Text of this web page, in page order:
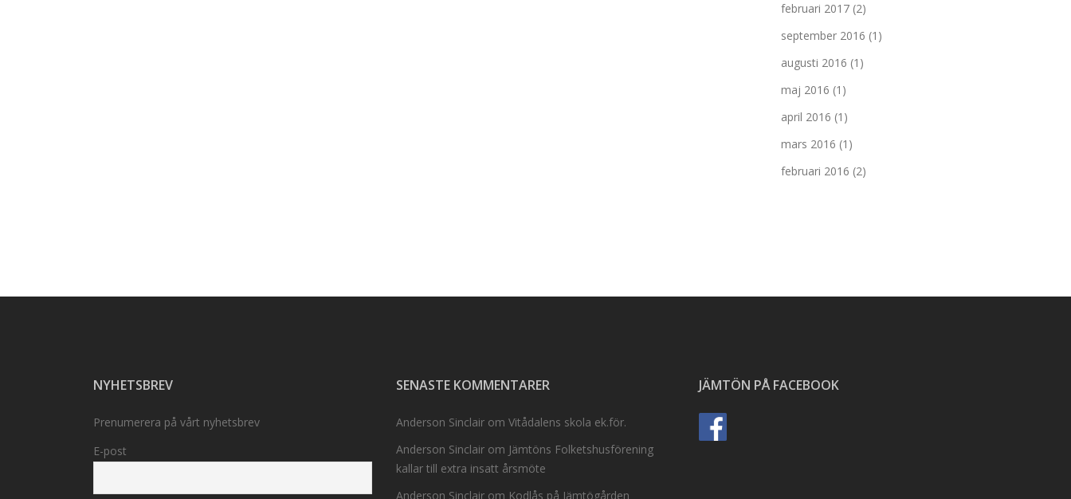
februari 2017(2)
september 2016 (1)
augusti 2016 (1)
maj 2016 (1)
april 2016 (1)
mars 2016 (1)
februari 2016 (2)
NYHETSBREV
Prenumerera på vårt nyhetsbrev
E-post
SENASTE KOMMENTARER
Anderson Sinclair om Vitådalens skola ek.för.
Anderson Sinclair om Jämtöns Folketshusförening
kallar till extra insatt årsmöte
Anderson Sinclair om Kodlås på Jämtögården
JÄMTÖN PÅ FACEBOOK